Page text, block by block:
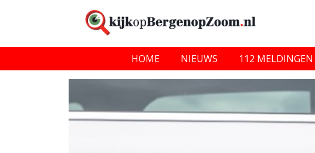
HOME NIEUWS 112 MELDINGEN